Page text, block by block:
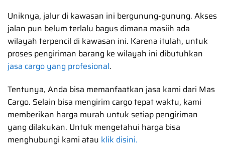
Uniknya, jalur di kawasan ini bergunung-gunung. Akses
jalan pun belum terlalu bagus dimana masiih ada
wilayah terpencil di kawasan ini. Karena itulah, untuk
proses pengiriman barang ke wilayah ini dibutuhkan
jasa cargo yang profesional.
Tentunya, Anda bisa memanfaatkan jasa kami dari Mas
Cargo. Selain bisa mengirim cargo tepat waktu, kami
memberikan harga murah untuk setiap pengiriman
yang dilakukan. Untuk mengetahui harga bisa
menghubungi kami atau klik disini.